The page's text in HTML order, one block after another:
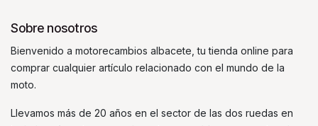
Sobre nosotros
Bienvenido a motorecambios albacete, tu tienda online para
comprar cualquier artículo relacionado con el mundo de la
moto.
Llevamos más de 20 años en el sector de las dos ruedas en